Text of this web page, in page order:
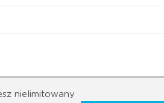
nielimitowany